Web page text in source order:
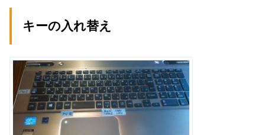
キーの入れ替え